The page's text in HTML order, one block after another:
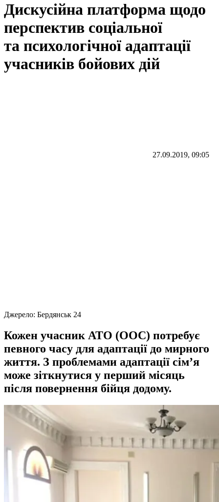
Дискусійна платформа щодо
перспектив соціальної
та психологічної адаптації
учасників бойових дій
27.09.2019, 09:05
Джерело: Бердянськ 24
Кожен учасник АТО (ООС) потребує
певного часу для адаптації до мирного
життя. З проблемами адаптації сім’я
може зіткнутися у перший місяць
після повернення бійця додому.